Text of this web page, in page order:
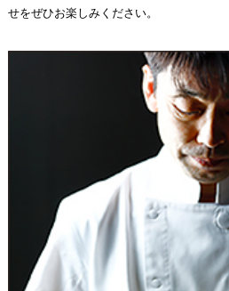
せをぜひお楽しみください。